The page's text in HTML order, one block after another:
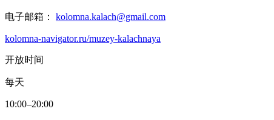
电子邮箱： kolomna.kalach@gmail.com
kolomna-navigator.ru/muzey-kalachnaya
开放时间
每天
10:00–20:00